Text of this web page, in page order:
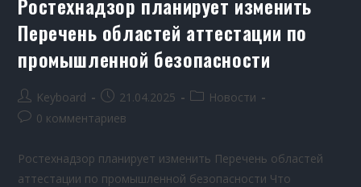
Перечень областей аттестации по
промышленной безопасности
Keyboard 21.04.2025
Новости
0 комментариев
Ростехнадзор планирует изменить Перечень областей
аттестации по промышленной безопасности Что